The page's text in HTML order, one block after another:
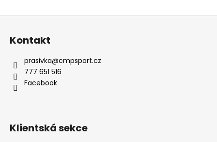
Z
Kontakt
prasivka@cmpsport.cz
777 651 516
Facebook
Klientská sekce